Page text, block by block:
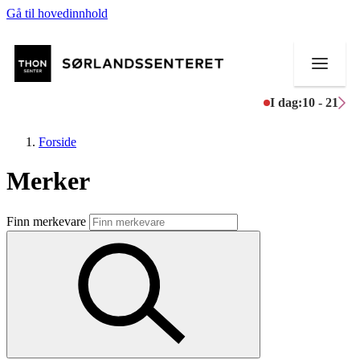
Gå til hovedinnhold
I dag:10 - 21
Butikker
Mat og drikke
Aktiviteter
Forside
Merker
Finn merkevare